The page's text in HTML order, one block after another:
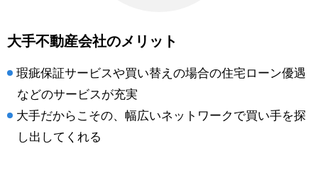
大手不動産会社のメリット
瑕疵保証サービスや買い替えの場合の住宅ローン優遇
などのサービスが充実
大手だからこその、幅広いネットワークで買い手を探
し出してくれる